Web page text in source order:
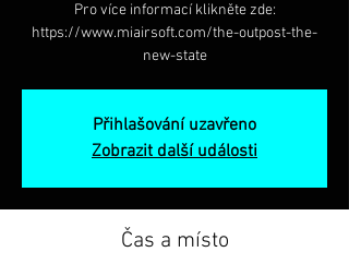
Pro více informací klikněte zde:
https://www.miairsoft.com/the-outpost-the-
new-state
Přihlašování uzavřeno
Zobrazit další události
Čas a místo